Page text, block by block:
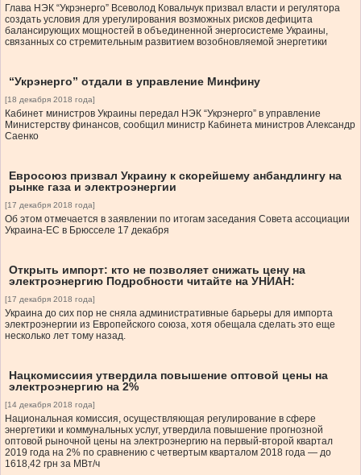
Глава НЭК “Укрэнерго” Всеволод Ковальчук призвал власти и регулятора
создать условия для урегулирования возможных рисков дефицита
балансирующих мощностей в объединенной энергосистеме Украины,
связанных со стремительным развитием возобновляемой энергетики
“Укрэнерго” отдали в управление Минфину
[18 декабря 2018 года]
Кабинет министров Украины передал НЭК “Укрэнерго” в управление
Министерству финансов, сообщил министр Кабинета министров Александр
Саенко
Евросоюз призвал Украину к скорейшему анбандлингу на
рынке газа и электроэнергии
[17 декабря 2018 года]
Об этом отмечается в заявлении по итогам заседания Совета ассоциации
Украина-ЕС в Брюсселе 17 декабря
Открыть импорт: кто не позволяет снижать цену на
электроэнергию Подробности читайте на УНИАН:
[17 декабря 2018 года]
Украина до сих пор не сняла административные барьеры для импорта
электроэнергии из Европейского союза, хотя обещала сделать это еще
несколько лет тому назад.
Нацкомиссиия утвердила повышение оптовой цены на
электроэнергию на 2%
[14 декабря 2018 года]
Национальная комиссия, осуществляющая регулирование в сфере
энергетики и коммунальных услуг, утвердила повышение прогнозной
оптовой рыночной цены на электроэнергию на первый-второй квартал
2019 года на 2% по сравнению с четвертым кварталом 2018 года — до
1618,42 грн за МВт/ч